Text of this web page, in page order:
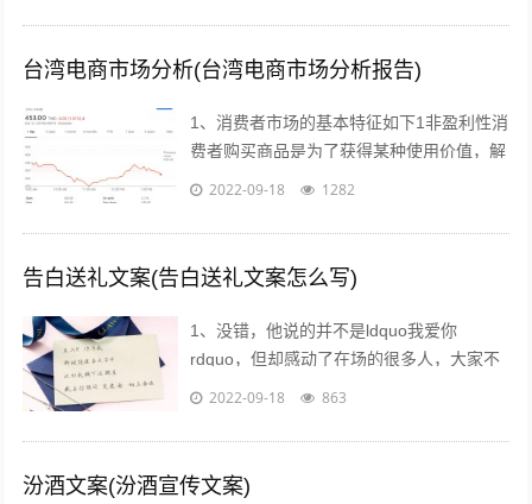
台湾电商市场分析(台湾电商市场分析报告)
1、消费者市场的基本特征如下1非盈利性消
费者购买商品是为了获得某种使用价值，解
决自身的生活消费需求，而不是为了盈利去
2022-09-18 1282
告白送礼文案(告白送礼文案怎么写)
1、没错，他说的并不是ldquo我爱你
rdquo，但却感动了在场的很多人，大家不
约而同的为他鼓掌所以我说，真正适合520
2022-09-18 863
汾酒文案(汾酒宣传文案)